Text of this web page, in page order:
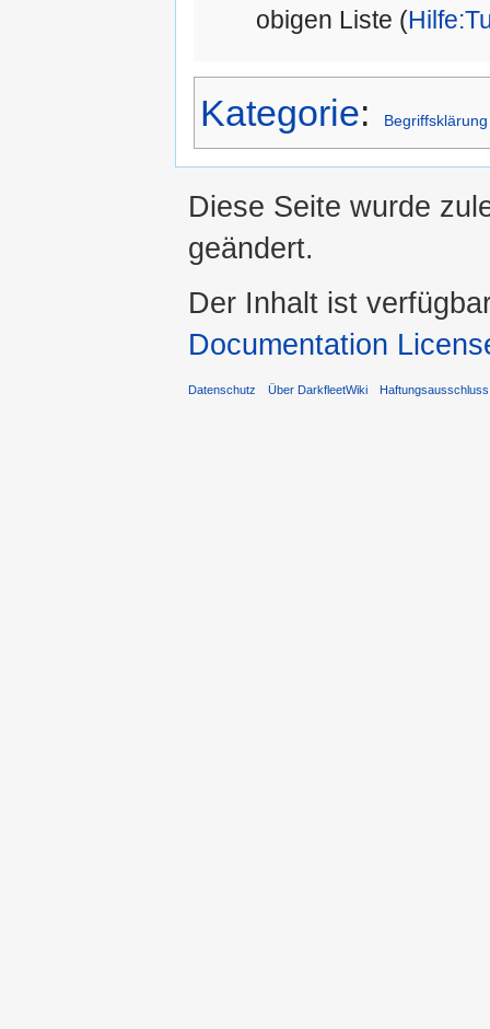
obigen Liste (
Kategorie: Begriffsklärung
Diese Seite wurde
geändert.
Der Inhalt ist
Documentation
Datenschutz Über DarkfleetWiki Haftungsausschluss